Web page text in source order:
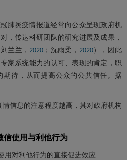
肺炎疫情报道经常向公众呈现政府机
，传达科研团队的研究进展及成果，
兰兰， 2020 ；沈雨柔， 2020），因此
家系统能力的认可、表现的肯定，职
期待，从而提高公众的公共信任。据
信息的注意程度越高，其对政府机构
信使用与利他行为
用对利他行为的直接促进效应